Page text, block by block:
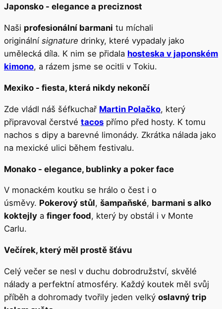
Japonsko - elegance a preciznost
Naši profesionální barmani tu míchali
originální signature drinky, které vypadaly jako
umělecká díla. K nim se přidala hosteska v japonském
kimono, a rázem jsme se ocitli v Tokiu.
Mexiko - fiesta, která nikdy nekončí
Zde vládl náš šéfkuchař Martin Polačko, který
připravoval čerstvé tacos přímo před hosty. K tomu
nachos s dipy a barevné limonády. Zkrátka nálada jako
na mexické ulici během festivalu.
Monako - elegance, bublinky a poker face
V monackém koutku se hrálo o čest i o
úsměvy. Pokerový stůl, šampaňské, barmani s alko
koktejly a finger food, který by obstál i v Monte
Carlu.
Večírek, který měl prostě šťávu
Celý večer se nesl v duchu dobrodružství, skvělé
nálady a perfektní atmosféry. Každý koutek měl svůj
příběh a dohromady tvořily jeden velký oslavný trip